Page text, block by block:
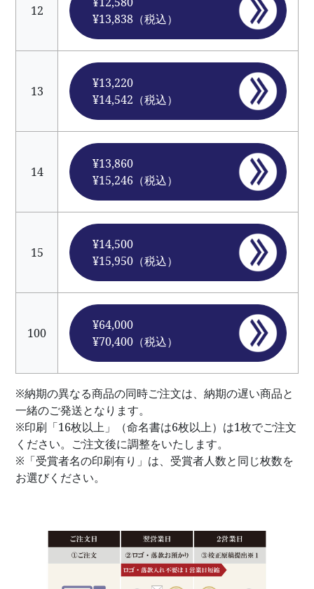
12
¥13,838（税込）
13
¥13,220
¥14,542（税込）
14
¥13,860
¥15,246（税込）
15
¥14,500
¥15,950（税込）
100
¥64,000
¥70,400（税込）
※納期の異なる商品の同時ご注文は、納期の遅い商品と
一緒のご発送となります。
※印刷「16枚以上」（命名書は6枚以上）は1枚でご注文
ください。ご注文後に調整をいたします。
※「受賞者名の印刷有り」は、受賞者人数と同じ枚数を
お選びください。